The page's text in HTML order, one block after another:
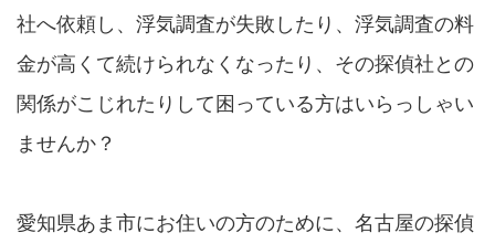
社へ依頼し、浮気調査が失敗したり、浮気調査の料
金が高くて続けられなくなったり、その探偵社との
関係がこじれたりして困っている方はいらっしゃい
ませんか？
愛知県あま市にお住いの方のために、名古屋の探偵